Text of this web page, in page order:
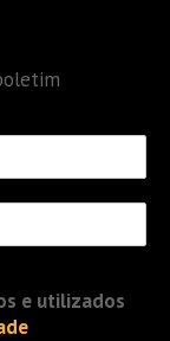
e utilizados